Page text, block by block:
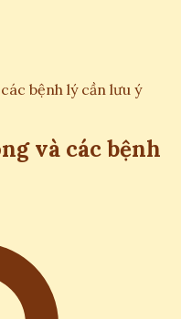
bệnh lý cần lưu ý
và các bệnh